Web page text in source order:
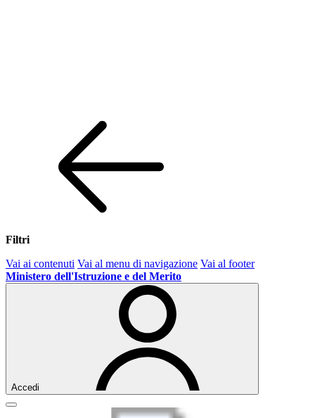
Filtri
Vai ai contenuti Vai al menu di navigazione Vai al footer
Ministero dell'Istruzione e del Merito
Accedi